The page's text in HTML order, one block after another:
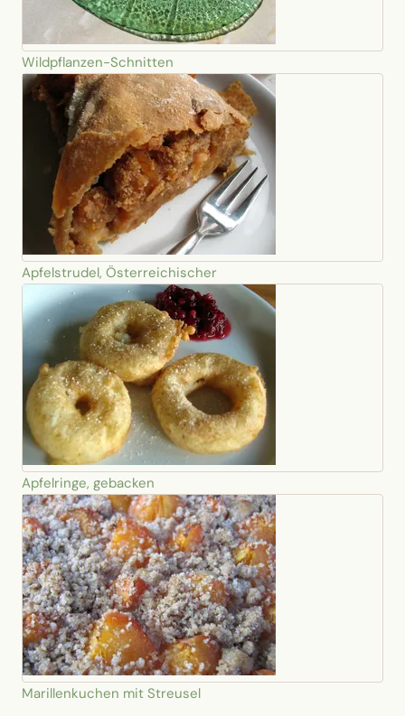
Wildpflanzen-Schnitten
Apfelstrudel, Österreichischer
Apfelringe, gebacken
Marillenkuchen mit Streusel